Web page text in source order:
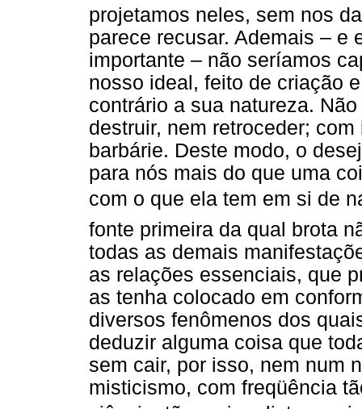
projetamos neles, sem nos
parece recusar. Ademais – e
importante – não seríamos
nosso ideal, feito de criação
contrário a sua natureza.
destruir, nem retroceder;
barbárie. Deste modo, o
para nós mais do que uma
com o que ela tem em si de
fonte primeira da qual brota
todas as demais
as relações essenciais, que
as tenha colocado em
diversos fenômenos dos
deduzir alguma coisa que
sem cair, por isso, nem num
misticismo, com freqüência